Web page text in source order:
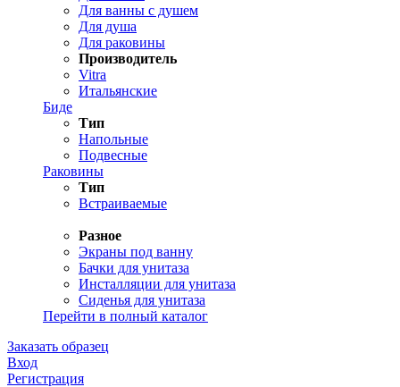
Для ванны с душем
Для душа
Для раковины
Производитель
Vitra
Итальянские
Биде
Тип
Напольные
Подвесные
Раковины
Тип
Встраиваемые
Разное
Экраны под ванну
Бачки для унитаза
Инсталляции для унитаза
Сиденья для унитаза
Перейти в полный каталог
Заказать образец
Вход
Регистрация